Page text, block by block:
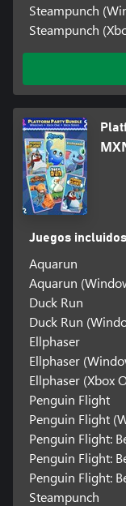
Steampunch
Steampunch
Juegos incluidos
Aquarun
Aquarun
Duck Run
Duck Run
Ellphaser
Ellphaser
Ellphaser (Xbox
Penguin Flight
Penguin Flight
Penguin Flight:
Penguin Flight:
Penguin Flight:
Steampunch